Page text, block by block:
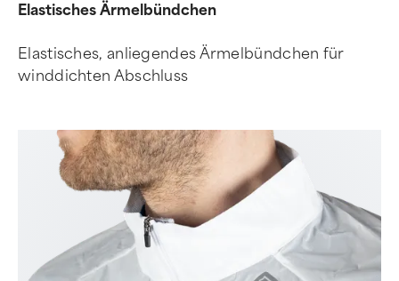
Elastisches Ärmelbündchen
Elastisches, anliegendes Ärmelbündchen für
winddichten Abschluss